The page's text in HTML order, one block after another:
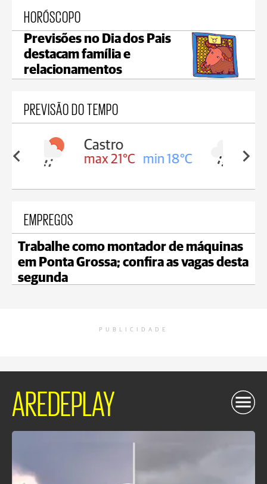
HORÓSCOPO
Previsões no Dia dos Pais
destacam família e
relacionamentos
PREVISÃO DO TEMPO
18°C
Carambeí
max 20°C min 18°C
EMPREGOS
Trabalhe como montador de máquinas
em Ponta Grossa; confira as vagas desta
segunda
PUBLICIDADE
AREDEPLAY